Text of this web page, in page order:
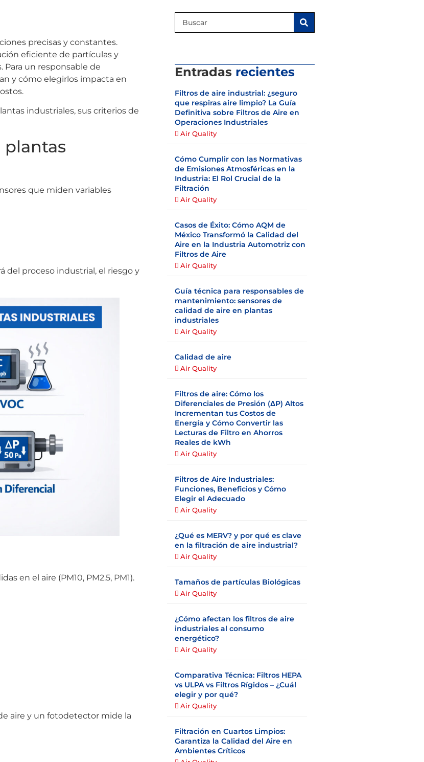
precisas y constantes.
eficiente de partículas y
Para un responsable de
y cómo elegirlos impacta en
industriales, sus criterios de
plantas
que miden variables
del proceso industrial, el riesgo y
en el aire (PM10, PM2.5, PM1).
aire y un fotodetector mide la
Entradas recientes
Filtros de aire industrial: ¿seguro
que respiras aire limpio? La Guía
Definitiva sobre Filtros de Aire en
Operaciones Industriales
Air Quality
Cómo Cumplir con las Normativas
de Emisiones Atmosféricas en la
Industria: El Rol Crucial de la
Filtración
Air Quality
Casos de Éxito: Cómo AQM de
México Transformó la Calidad del
Aire en la Industria Automotriz con
Filtros de Aire
Air Quality
Guía técnica para responsables de
mantenimiento: sensores de
calidad de aire en plantas
industriales
Air Quality
Calidad de aire
Air Quality
Filtros de aire: Cómo los
Diferenciales de Presión (ΔP) Altos
Incrementan tus Costos de
Energía y Cómo Convertir las
Lecturas de Filtro en Ahorros
Reales de kWh
Air Quality
Filtros de Aire Industriales:
Funciones, Beneficios y Cómo
Elegir el Adecuado
Air Quality
¿Qué es MERV? y por qué es clave
en la filtración de aire industrial?
Air Quality
Tamaños de partículas Biológicas
Air Quality
¿Cómo afectan los filtros de aire
industriales al consumo
energético?
Air Quality
Comparativa Técnica: Filtros HEPA
vs ULPA vs Filtros Rígidos – ¿Cuál
elegir y por qué?
Air Quality
Filtración en Cuartos Limpios:
Garantiza la Calidad del Aire en
Ambientes Críticos